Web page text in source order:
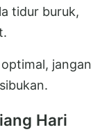
tidur buruk,
jangan
Hari